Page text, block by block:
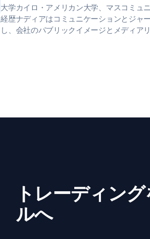
大学カイロ・アメリカン大学、マスコミュ
経歴ナディアはコミュニケーションとジャ
し、会社のパブリックイメージとメディア
トレーディン
ルへ